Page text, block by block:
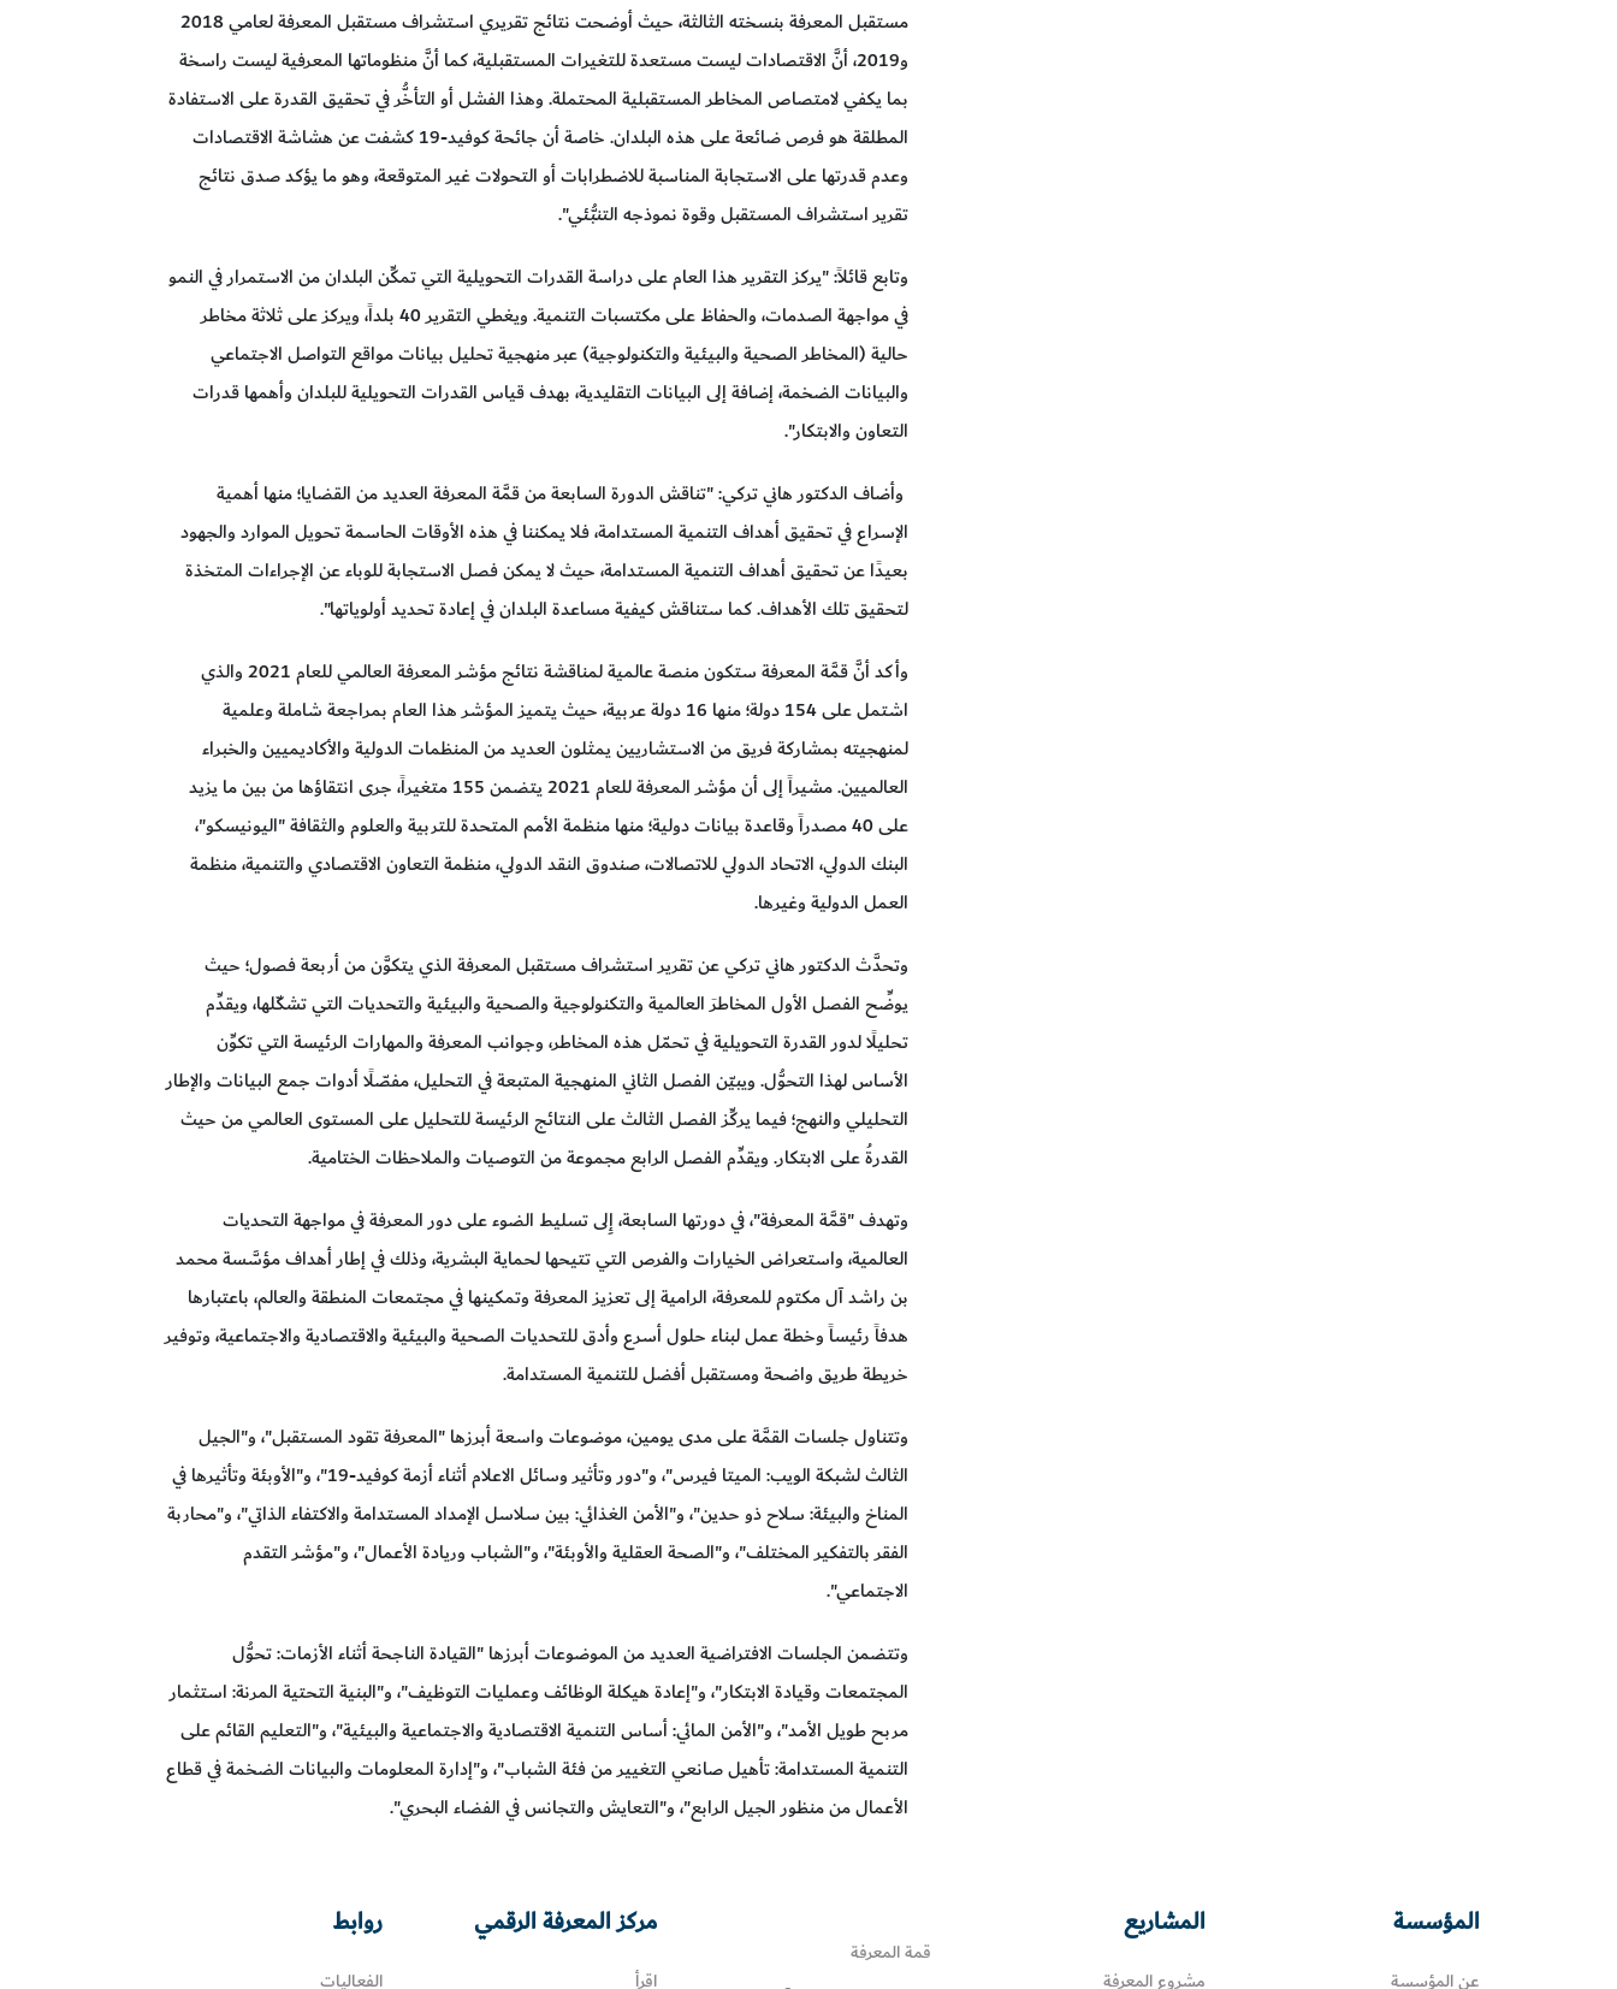
مستقبل المعرفة بنسخته الثالثة، حيث أوضحت نتائج تقريري استشراف مستقبل المعرفة لعامي 2018
و2019، أنَّ الاقتصادات ليست مستعدة للتغيرات المستقبلية، كما أنَّ منظوماتها المعرفية ليست راسخة
بما يكفي لامتصاص المخاطر المستقبلية المحتملة. وهذا الفشل أو التأخُّر في تحقيق القدرة على الاستفادة
المطلقة هو فرص ضائعة على هذه البلدان. خاصة أن جائحة كوفيد-19 كشفت عن هشاشة الاقتصادات
وعدم قدرتها على الاستجابة المناسبة للاضطرابات أو التحولات غير المتوقعة، وهو ما يؤكد صدق نتائج
تقرير استشراف المستقبل وقوة نموذجه التنبُّئي".
وتابع قائلاً: "يركز التقرير هذا العام على دراسة القدرات التحويلية التي تمكِّن البلدان من الاستمرار في النمو
في مواجهة الصدمات، والحفاظ على مكتسبات التنمية. ويغطي التقرير 40 بلداً، ويركز على ثلاثة مخاطر
حالية (المخاطر الصحية والبيئية والتكنولوجية) عبر منهجية تحليل بيانات مواقع التواصل الاجتماعي
والبيانات الضخمة، إضافة إلى البيانات التقليدية، بهدف قياس القدرات التحويلية للبلدان وأهمها قدرات
التعاون والابتكار".
وأضاف الدكتور هاني تركي: "تناقش الدورة السابعة من قمَّة المعرفة العديد من القضايا؛ منها أهمية
الإسراع في تحقيق أهداف التنمية المستدامة، فلا يمكننا في هذه الأوقات الحاسمة تحويل الموارد والجهود
بعيدًا عن تحقيق أهداف التنمية المستدامة، حيث لا يمكن فصل الاستجابة للوباء عن الإجراءات المتخذة
لتحقيق تلك الأهداف. كما ستناقش كيفية مساعدة البلدان في إعادة تحديد أولوياتها".
وأكد أنَّ قمَّة المعرفة ستكون منصة عالمية لمناقشة نتائج مؤشر المعرفة العالمي للعام 2021 والذي
اشتمل على 154 دولة؛ منها 16 دولة عربية، حيث يتميز المؤشر هذا العام بمراجعة شاملة وعلمية
لمنهجيته بمشاركة فريق من الاستشاريين يمثلون العديد من المنظمات الدولية والأكاديميين والخبراء
العالميين. مشيراً إلى أن مؤشر المعرفة للعام 2021 يتضمن 155 متغيراً، جرى انتقاؤها من بين ما يزيد
على 40 مصدراً وقاعدة بيانات دولية؛ منها منظمة الأمم المتحدة للتربية والعلوم والثقافة "اليونيسكو"،
البنك الدولي، الاتحاد الدولي للاتصالات، صندوق النقد الدولي، منظمة التعاون الاقتصادي والتنمية، منظمة
العمل الدولية وغيرها.
وتحدَّث الدكتور هاني تركي عن تقرير استشراف مستقبل المعرفة الذي يتكوَّن من أربعة فصول؛ حيث
يوضِّح الفصل الأول المخاطرَ العالمية والتكنولوجية والصحية والبيئية والتحديات التي تشكّلها، ويقدِّم
تحليلًا لدور القدرة التحويلية في تحمّل هذه المخاطر، وجوانب المعرفة والمهارات الرئيسة التي تكوِّن
الأساس لهذا التحوُّل. ويبيّن الفصل الثاني المنهجية المتبعة في التحليل، مفصّلًا أدوات جمع البيانات والإطار
التحليلي والنهج؛ فيما يركِّز الفصل الثالث على النتائج الرئيسة للتحليل على المستوى العالمي من حيث
القدرةُ على الابتكار. ويقدِّم الفصل الرابع مجموعة من التوصيات والملاحظات الختامية.
وتهدف "قمَّة المعرفة"، في دورتها السابعة، إِلى تسليط الضوء على دور المعرفة في مواجهة التحديات
العالمية، واستعراض الخيارات والفرص التي تتيحها لحماية البشرية، وذلك في إطار أهداف مؤسَّسة محمد
بن راشد آل مكتوم للمعرفة، الرامية إلى تعزيز المعرفة وتمكينها في مجتمعات المنطقة والعالم، باعتبارها
هدفاً رئيساً وخطة عمل لبناء حلول أسرع وأدق للتحديات الصحية والبيئية والاقتصادية والاجتماعية، وتوفير
خريطة طريق واضحة ومستقبل أفضل للتنمية المستدامة.
وتتناول جلسات القمَّة على مدى يومين، موضوعات واسعة أبرزها "المعرفة تقود المستقبل"، و"الجيل
الثالث لشبكة الويب: الميتا فيرس"، و"دور وتأثير وسائل الاعلام أثناء أزمة كوفيد-19"، و"الأوبئة وتأثيرها في
المناخ والبيئة: سلاح ذو حدين"، و"الأمن الغذائي: بين سلاسل الإمداد المستدامة والاكتفاء الذاتي"، و"محاربة
الفقر بالتفكير المختلف"، و"الصحة العقلية والأوبئة"، و"الشباب وريادة الأعمال"، و"مؤشر التقدم
الاجتماعي".
وتتضمن الجلسات الافتراضية العديد من الموضوعات أبرزها "القيادة الناجحة أثناء الأزمات: تحوُّل
المجتمعات وقيادة الابتكار"، و"إعادة هيكلة الوظائف وعمليات التوظيف"، و"البنية التحتية المرنة: استثمار
مربح طويل الأمد"، و"الأمن المائي: أساس التنمية الاقتصادية والاجتماعية والبيئية"، و"التعليم القائم على
التنمية المستدامة: تأهيل صانعي التغيير من فئة الشباب"، و"إدارة المعلومات والبيانات الضخمة في قطاع
الأعمال من منظور الجيل الرابع"، و"التعايش والتجانس في الفضاء البحري".
المؤسسة
عن المؤسسة
المشاريع
مشروع المعرفة
قمة المعرفة
مركز المعرفة الرقمي
اقرأ
روابط
الفعاليات